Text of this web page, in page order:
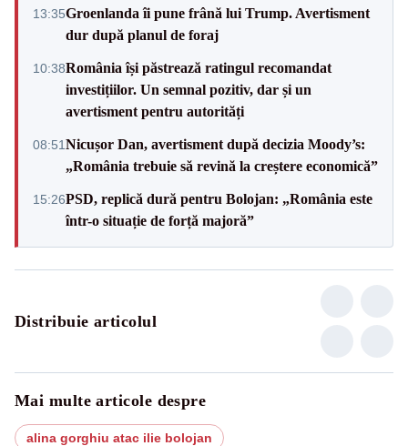
13:35Groenlanda îi pune frână lui Trump. Avertisment
dur după planul de foraj
10:38România își păstrează ratingul recomandat
investițiilor. Un semnal pozitiv, dar și un
avertisment pentru autorități
08:51Nicușor Dan, avertisment după decizia Moody’s:
„România trebuie să revină la creștere economică”
15:26PSD, replică dură pentru Bolojan: „România este
într-o situație de forță majoră”
Distribuie articolul
Mai multe articole despre
alina gorghiu atac ilie bolojan